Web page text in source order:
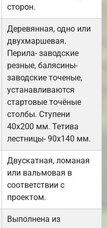
сторон.
Деревянная, одно или
двухмаршевая.
Перила- заводские
резные, балясины-
заводские точеные,
устанавливаются
стартовые точёные
столбы. Ступени
40х200 мм. Тетива
лестницы- 90х140 мм.
Двускатная, ломаная
или вальмовая в
соответствии с
проектом.
Выполнена из